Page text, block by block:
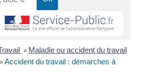
> Maladie ou accident du travail
> Accident du travail : démarches à